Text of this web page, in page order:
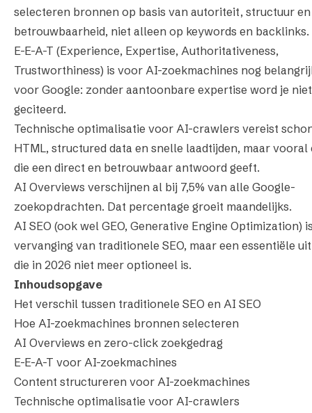
selecteren bronnen op basis van autoriteit, structuur en
betrouwbaarheid, niet alleen op keywords en backlinks.
E-E-A-T (Experience, Expertise, Authoritativeness,
Trustworthiness) is voor AI-zoekmachines nog
voor Google: zonder aantoonbare expertise word je niet
geciteerd.
Technische optimalisatie voor AI-crawlers vereist
HTML, structured data en snelle laadtijden, maar
die een direct en betrouwbaar antwoord geeft.
AI Overviews verschijnen al bij 7,5% van alle Google-
zoekopdrachten. Dat percentage groeit maandelijks.
AI SEO (ook wel GEO, Generative Engine Optimization)
vervanging van traditionele SEO, maar een essentiële
die in 2026 niet meer optioneel is.
Inhoudsopgave
Het verschil tussen traditionele SEO en AI SEO
Hoe AI-zoekmachines bronnen selecteren
AI Overviews en zero-click zoekgedrag
E-E-A-T voor AI-zoekmachines
Content structureren voor AI-zoekmachines
Technische optimalisatie voor AI-crawlers